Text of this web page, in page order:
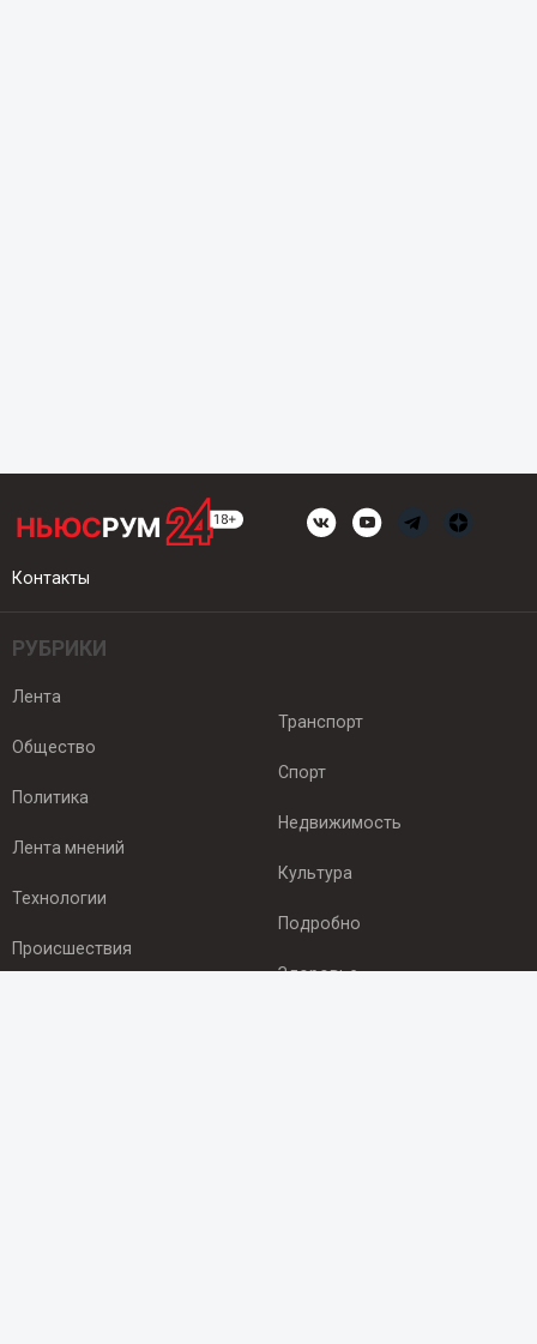
Контакты
РУБРИКИ
Лента
Общество
Политика
Лента мнений
Технологии
Происшествия
Транспорт
Спорт
Недвижимость
Культура
Подробно
Здоровье